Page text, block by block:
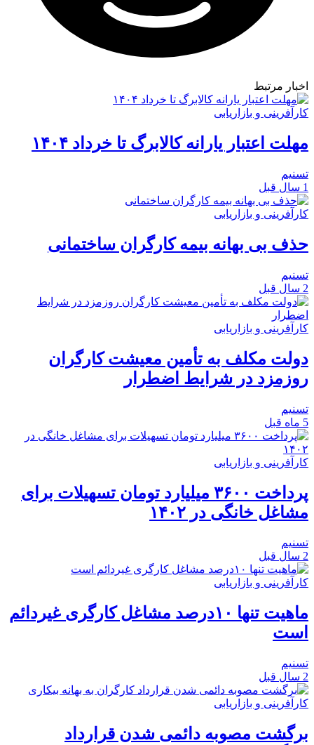
اخبار مرتبط
کارآفرینی و بازاریابی
مهلت اعتبار یارانه کالابرگ تا خرداد ۱۴۰۴
تسنیم
1 سال قبل
کارآفرینی و بازاریابی
حذف بی بهانه بیمه کارگران ساختمانی
تسنیم
2 سال قبل
کارآفرینی و بازاریابی
دولت مکلف به تأمین معیشت کارگران
روزمزد در شرایط اضطرار
تسنیم
5 ماه قبل
کارآفرینی و بازاریابی
پرداخت ۳۶۰۰ میلیارد تومان تسهیلات برای
مشاغل خانگی در ۱۴۰۲
تسنیم
2 سال قبل
کارآفرینی و بازاریابی
ماهیت تنها ۱۰درصد مشاغل کارگری غیردائم
است
تسنیم
2 سال قبل
کارآفرینی و بازاریابی
برگشت مصوبه دائمی شدن قرارداد